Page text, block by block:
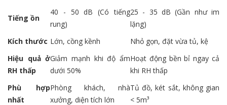
Tiếng ồn
40 - 50 dB (Có tiếng
rung)
25 - 35 dB (Gần như im
lặng)
Kích thước Lớn, cồng kềnh
Nhỏ gọn, đặt vừa tủ, kệ
Hiệu quả ở
RH thấp
Giảm mạnh khi độ ẩm
dưới 50%
Hoạt động bền bỉ ngay cả
khi RH thấp
Phù hợp
nhất
Phòng khách, nhà
xưởng, diện tích lớn
Tủ đồ, két sắt, không gian
< 5m³